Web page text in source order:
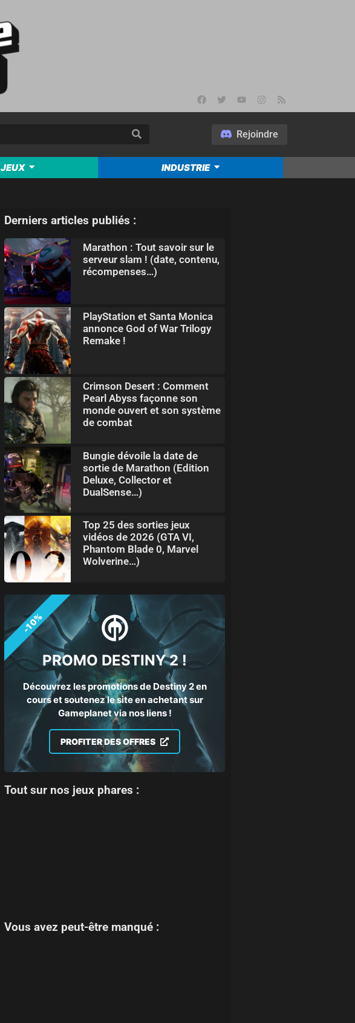
Rejoindre
JEUX INDUSTRIE
Derniers articles publiés :
Marathon : Tout savoir sur le
serveur slam ! (date, contenu,
récompenses…)
PlayStation et Santa Monica
annonce God of War Trilogy
Remake !
Crimson Desert : Comment
Pearl Abyss façonne son
monde ouvert et son système
de combat
Bungie dévoile la date de
sortie de Marathon (Edition
Deluxe, Collector et
DualSense…)
Top 25 des sorties jeux
vidéos de 2026 (GTA VI,
Phantom Blade 0, Marvel
Wolverine…)
PROMO DESTINY 2 !
Découvrez les promotions de Destiny 2 en
cours et soutenez le site en achetant sur
Gameplanet via nos liens !
PROFITER DES OFFRES
-10%
Tout sur nos jeux phares :
Vous avez peut-être manqué :